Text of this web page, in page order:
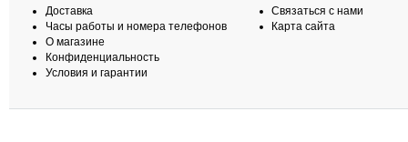
Доставка
Часы работы и номера телефонов
О магазине
Конфиденциальность
Условия и гарантии
Связаться с нами
Карта сайта